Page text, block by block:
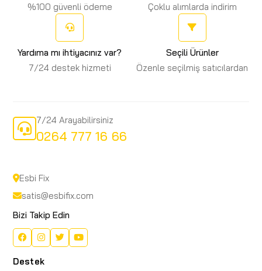
%100 güvenli ödeme
Çoklu alımlarda indirim
Yardıma mı ihtiyacınız var?
7/24 destek hizmeti
Seçili Ürünler
Özenle seçilmiş satıcılardan
7/24 Arayabilirsiniz
0264 777 16 66
Esbi Fix
satis@esbifix.com
Bizi Takip Edin
Destek